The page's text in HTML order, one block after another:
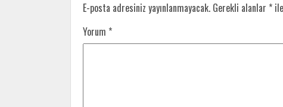
E-posta adresiniz yayınlanmayacak. Gerekli alanlar *
Yorum *